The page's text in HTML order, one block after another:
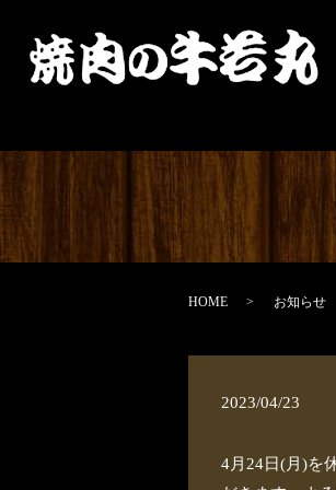
HOME お知らせ
2023/04/23
4月24日(月)を